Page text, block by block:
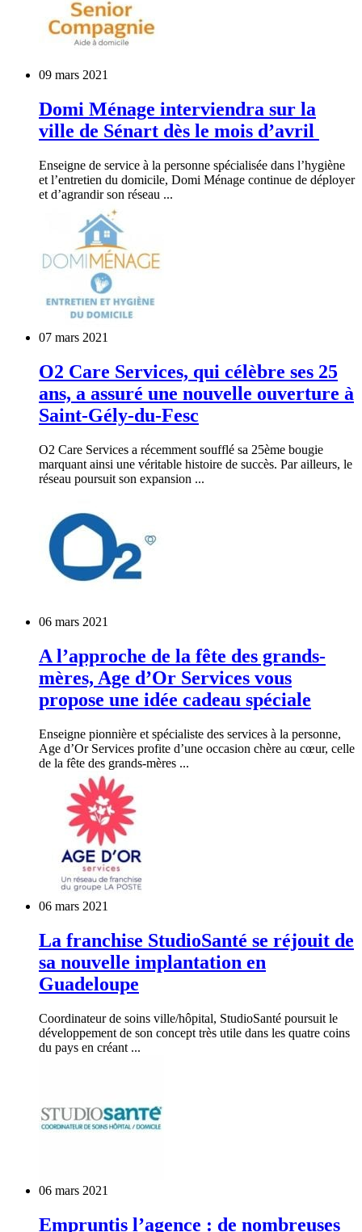
09 mars 2021
Domi Ménage interviendra sur la
ville de Sénart dès le mois d’avril
Enseigne de service à la personne spécialisée dans l’hygiène
et l’entretien du domicile, Domi Ménage continue de déployer
et d’agrandir son réseau ...
07 mars 2021
O2 Care Services, qui célèbre ses 25
ans, a assuré une nouvelle ouverture à
Saint-Gély-du-Fesc
O2 Care Services a récemment soufflé sa 25ème bougie
marquant ainsi une véritable histoire de succès. Par ailleurs, le
réseau poursuit son expansion ...
06 mars 2021
A l’approche de la fête des grands-
mères, Age d’Or Services vous
propose une idée cadeau spéciale
Enseigne pionnière et spécialiste des services à la personne,
Age d’Or Services profite d’une occasion chère au cœur, celle
de la fête des grands-mères ...
06 mars 2021
La franchise StudioSanté se réjouit de
sa nouvelle implantation en
Guadeloupe
Coordinateur de soins ville/hôpital, StudioSanté poursuit le
développement de son concept très utile dans les quatre coins
du pays en créant ...
06 mars 2021
Empruntis l’agence : de nombreuses